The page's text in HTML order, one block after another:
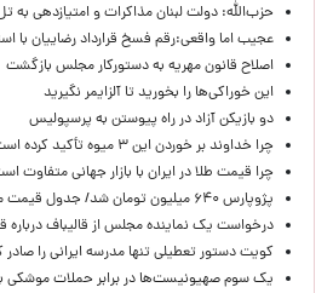
حزب‌الله: دولت لبنان مذاکرات و امتیازدهی به
عجیب اما واقعی:رقم فسخ قرارداد رضاییان با استقلال فقط
اصلاح قانون مهریه به دستورکار مجلس بازگشت
این خوراکی‌ها را بخورید تا آلزایمر نگیرید
دو بازیکن آزاد در راه پیوستن به پرسپولیس
چرا خداوند بر خوردن این ۳ میوه تأکید کرده است؟!
چرا قیمت طلا در ایران با بازار جهانی متفاوت
پژوپارس ۶۴۰ میلیون تومان شد/ جدول قیمت مدل‌های مختلف خودرو
درخواست یک نماینده مجلس از قالیباف درباره
کویت دستور تعطیلی تنها مدرسه ایرانی را صادر
یک‌ سوم صهیونیست‌ها در برابر حملات موشکی